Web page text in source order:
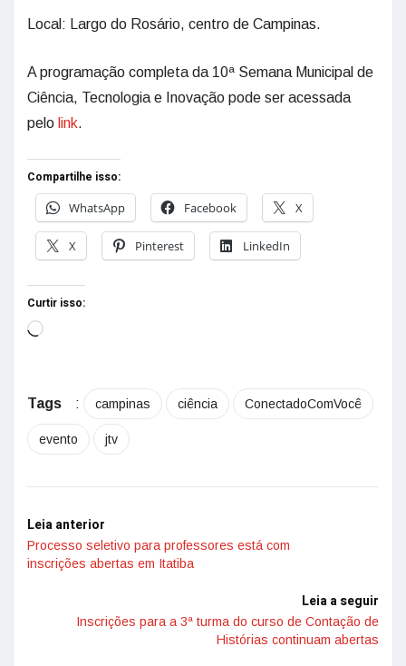
Local: Largo do Rosário, centro de Campinas.
A programação completa da 10ª Semana Municipal de
Ciência, Tecnologia e Inovação pode ser acessada
pelo link.
Compartilhe isso:
WhatsApp
Facebook X
X Pinterest LinkedIn
Curtir isso:
Tags : campinas ciência ConectadoComVocê
evento jtv
Leia anterior
Processo seletivo para professores está com
inscrições abertas em Itatiba
Leia a seguir
Inscrições para a 3ª turma do curso de Contação de
Histórias continuam abertas